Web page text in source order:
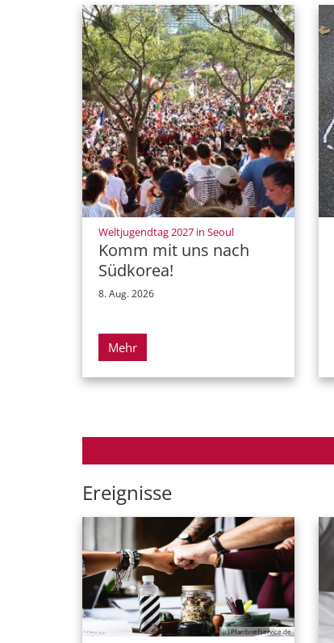
Weltjugendtag 2027 in Seoul:
Komm mit uns nach
Südkorea!
8. Aug. 2026
Mehr
Ereignisse
(c) Pfarrbriefservice.de